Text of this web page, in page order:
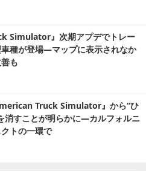
Simulator』次期アプデでトレー
種が登場―マップに表示されなか
も
Truck Simulator』から“ひ
消すことが明らかに―カルフォルニ
トの一環で